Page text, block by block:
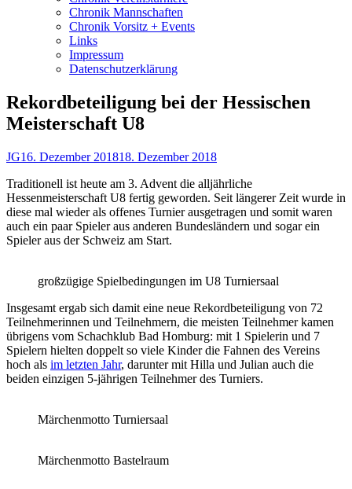
Chronik Mannschaften
Chronik Vorsitz + Events
Links
Impressum
Datenschutzerklärung
Rekordbeteiligung bei der Hessischen
Meisterschaft U8
Autor
JGVeröffentlicht
16. Dezember 201818. Dezember 2018
Traditionell ist heute am 3. Advent die alljährliche
Hessenmeisterschaft U8 fertig geworden. Seit längerer Zeit wurde in
diese mal wieder als offenes Turnier ausgetragen und somit waren
auch ein paar Spieler aus anderen Bundesländern und sogar ein
Spieler aus der Schweiz am Start.
großzügige Spielbedingungen im U8 Turniersaal
Insgesamt ergab sich damit eine neue Rekordbeteiligung von 72
Teilnehmerinnen und Teilnehmern, die meisten Teilnehmer kamen
übrigens vom Schachklub Bad Homburg: mit 1 Spielerin und 7
Spielern hielten doppelt so viele Kinder die Fahnen des Vereins
hoch als im letzten Jahr, darunter mit Hilla und Julian auch die
beiden einzigen 5-jährigen Teilnehmer des Turniers.
Märchenmotto Turniersaal
Märchenmotto Bastelraum